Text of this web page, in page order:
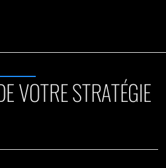
VOTRE STRATÉGIE